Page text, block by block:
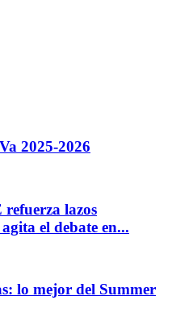
2025-2026
lazos
el debate en...
lo mejor del Summer